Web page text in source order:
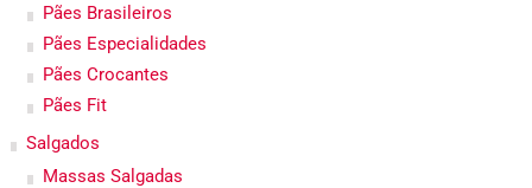
Pães Brasileiros
Pães Especialidades
Pães Crocantes
Pães Fit
Salgados
Massas Salgadas